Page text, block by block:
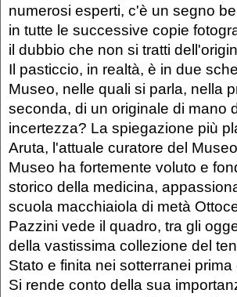
numerosi esperti, c'è un segno
in tutte le successive copie
il dubbio che non si tratti
Il pasticcio, in realtà, è in due
Museo, nelle quali si parla, nella
seconda, di un originale di mano
incertezza? La spiegazione più
Aruta, l'attuale curatore del
Museo ha fortemente voluto e
storico della medicina,
scuola macchiaiola di metà
Pazzini vede il quadro, tra gli
della vastissima collezione del
Stato e finita nei sotterranei
Si rende conto della sua